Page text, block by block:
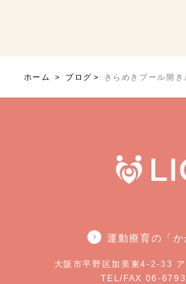
ホーム ブログ きらめきプール開き
運動療育の「か
大阪市平野区加美東4-2-33
TEL/FAX 06-